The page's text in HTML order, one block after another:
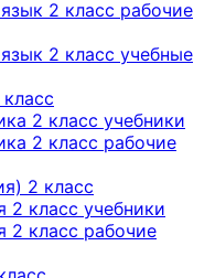
2 класс рабочие
2 класс учебные
2 класс учебники
2 класс рабочие
2 класс
2 класс учебники
2 класс рабочие